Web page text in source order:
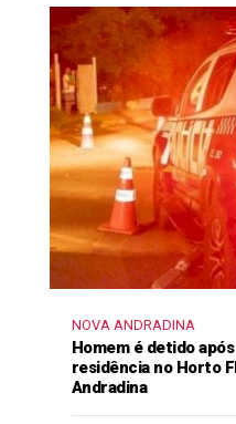
NOVA ANDRADINA
Homem é detido
residência no Horto
Andradina